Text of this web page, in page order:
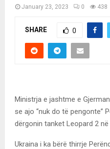
January 23, 2023 0 438
SHARE 0
Ministrja e jashtme e
se ajo “nuk do të pengonte”
dërgonin tanket Leopard 2 në
Ukraina i ka bërë thirrje